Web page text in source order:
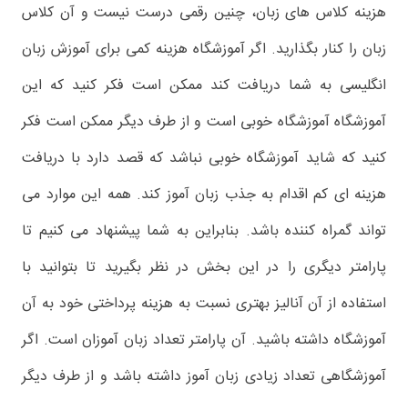
هزینه کلاس های زبان، چنین رقمی درست نیست و آن کلاس
زبان را کنار بگذارید. اگر آموزشگاه هزینه کمی برای آموزش زبان
انگلیسی به شما دریافت کند ممکن است فکر کنید که این
آموزشگاه آموزشگاه خوبی است و از طرف دیگر ممکن است فکر
کنید که شاید آموزشگاه خوبی نباشد که قصد دارد با دریافت
هزینه ای کم اقدام به جذب زبان آموز کند. همه این موارد می
تواند گمراه کننده باشد. بنابراین به شما پیشنهاد می کنیم تا
پارامتر دیگری را در این بخش در نظر بگیرید تا بتوانید با
استفاده از آن آنالیز بهتری نسبت به هزینه پرداختی خود به آن
آموزشگاه داشته باشید. آن پارامتر تعداد زبان آموزان است. اگر
آموزشگاهی تعداد زیادی زبان آموز داشته باشد و از طرف دیگر